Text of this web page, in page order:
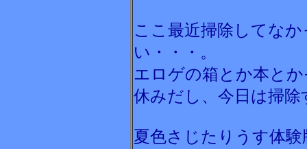
ここ最近掃除してな
い・・・。
エロゲの箱とか本と
休みだし、今日は掃除
夏色さじたりうす体